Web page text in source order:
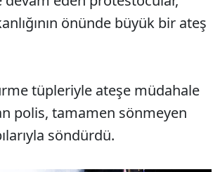
önünde büyük bir ateş
tüpleriyle ateşe müdahale
polis, tamamen sönmeyen
söndürdü.